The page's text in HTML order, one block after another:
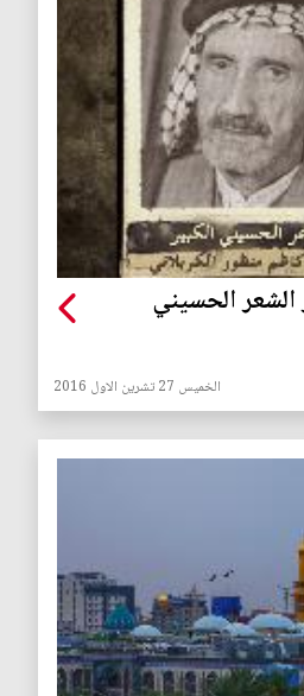
الحسيني
الخميس 27 تشرين الاول 2016